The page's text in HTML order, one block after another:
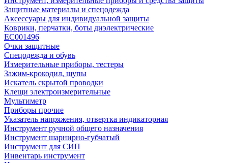
Защитные материалы и спецодежда
Аксессуары для индивидуальной защиты
Коврики, перчатки, боты диэлектрические
EC001496
Очки защитные
Спецодежда и обувь
Измерительные приборы, тестеры
Зажим-крокодил, щупы
Искатель скрытой проводки
Клещи электроизмерительные
Мультиметр
Приборы прочие
Указатель напряжения, отвертка индикаторная
Инструмент ручной общего назначения
Инструмент шарнирно-губчатый
Инструмент для СИП
Инвентарь инструмент